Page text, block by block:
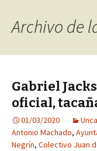
Archivo de
Gabriel
oficial,
01/03/2020
Antonio Machado,
Negrín, Colectivo Juan